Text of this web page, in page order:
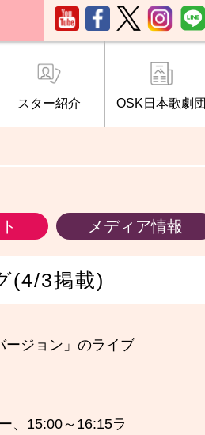
スター紹介 OSK日本歌劇団
メディア情報
(4/3掲載)
ージョン」のライブ
、15:00～16:15ラ